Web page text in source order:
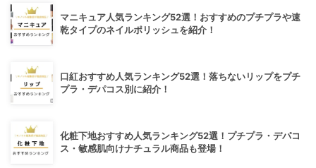
マニキュア人気ランキング52選！おすすめのプチプラや速
乾タイプのネイルポリッシュを紹介！
口紅おすすめ人気ランキング52選！落ちないリップをプチ
プラ・デパコス別に紹介！
化粧下地おすすめ人気ランキング52選！プチプラ・デパコ
ス・敏感肌向けナチュラル商品も登場！